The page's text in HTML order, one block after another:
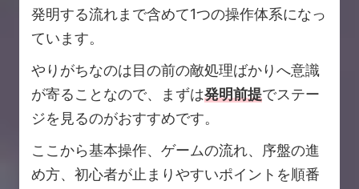
発明する流れまで含めて1つの操作体系になっ
ています。
やりがちなのは目の前の敵処理ばかりへ意識
が寄ることなので、まずは発明前提でステー
ジを見るのがおすすめです。
ここから基本操作、ゲームの流れ、序盤の進
め方、初心者が止まりやすいポイントを順番